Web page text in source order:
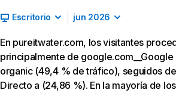
Escritorio jun 2026
En pureitwater.com, los visitantes
principalmente de google.com__Google
organic (49,4 % de tráfico), seguidos de
Directo a (24,86 %). En la mayoría de los